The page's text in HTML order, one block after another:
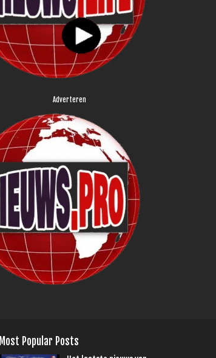
Adverteren
Most Popular Posts